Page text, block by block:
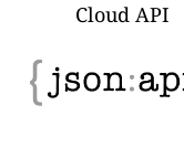
Cloud API